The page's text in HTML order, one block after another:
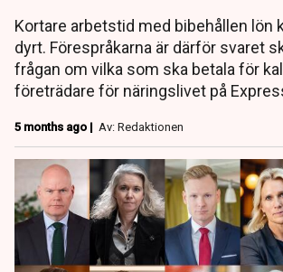
Kortare arbetstid med bibehållen lön
dyrt. Förespråkarna är därför svaret
frågan om vilka som ska betala för
företrädare för näringslivet på
5 months ago | Av: Redaktionen